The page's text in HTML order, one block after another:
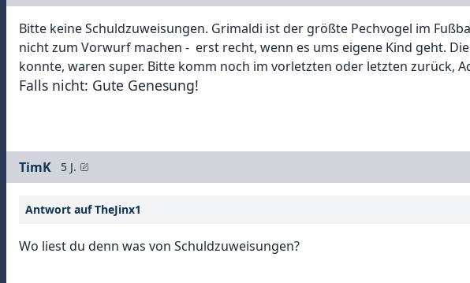
Bitte keine Schuldzuweisungen. Grimaldi ist der größte Pechvogel im
nicht zum Vorwurf machen - erst recht, wenn es ums eigene Kind geht.
konnte, waren super. Bitte komm noch im vorletzten oder letzten zurück,
Falls nicht: Gute Genesung!
TimK 5 J.
Antwort auf TheJinx1
Wo liest du denn was von Schuldzuweisungen?